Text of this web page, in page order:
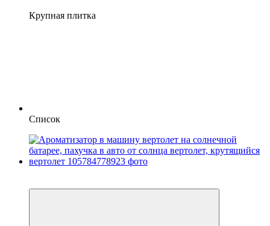
Крупная плитка
Список